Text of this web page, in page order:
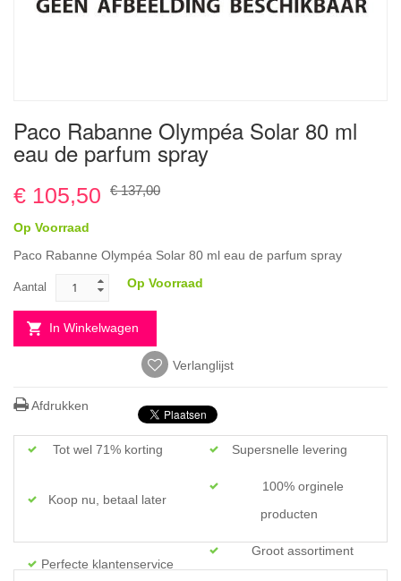
naar
begin
de
afbeeldingen-
Paco Rabanne Olympéa Solar 80 ml
eau de parfum spray
€ 105,50 € 137,00
Op Voorraad
Paco Rabanne Olympéa Solar 80 ml eau de parfum spray
Aantal Op Voorraad
In Winkelwagen
Verlanglijst
Afdrukken
Tot wel 71% korting Supersnelle levering
Koop nu, betaal later
100% orginele
producten
Perfecte klantenservice
Groot assortiment